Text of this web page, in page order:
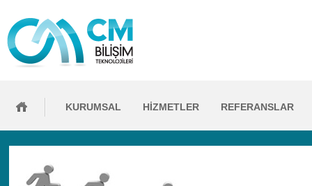
KURUMSAL HİZMETLER REFERANSLAR